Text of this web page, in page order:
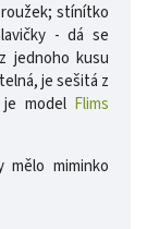
stínítko
- dá se
jednoho kusu
je sešitá z
model Flims
miminko